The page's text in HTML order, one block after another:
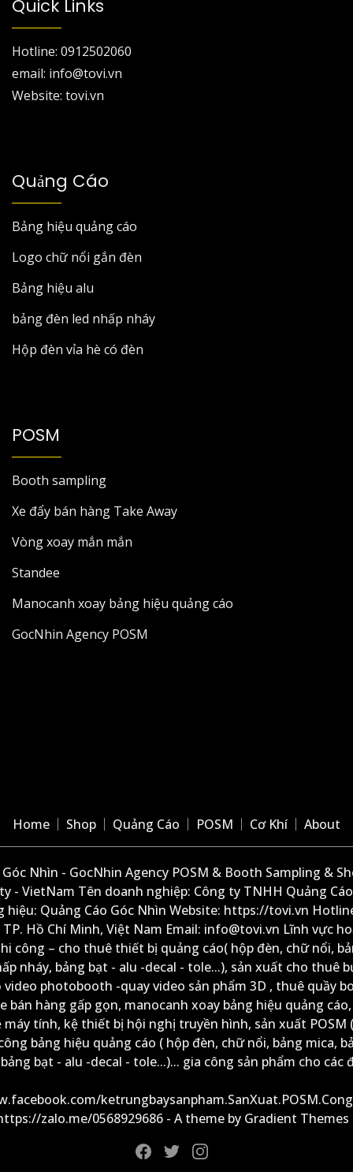
Quick Links
Hotline: 0912502060
email: info@tovi.vn
Website: tovi.vn
Quảng Cáo
Bảng hiệu quảng cáo
Logo chữ nổi gắn đèn
Bảng hiệu alu
bảng đèn led nhấp nháy
Hộp đèn vỉa hè có đèn
POSM
Booth sampling
Xe đẩy bán hàng Take Away
Vòng xoay mắn mắn
Standee
Manocanh xoay bảng hiệu quảng cáo
GocNhin Agency POSM
Home Shop Quảng Cáo POSM Cơ Khí About
Nhìn - GocNhin Agency POSM & Booth Sampling &
- VietNam Tên doanh nghiệp: Công ty TNHH Quảng
Quảng Cáo Góc Nhìn Website: https://tovi.vn
Hồ Chí Minh, Việt Nam Email: info@tovi.vn Lĩnh vực
công – cho thuê thiết bị quảng cáo( hộp đèn, chữ nổi,
nháy, bảng bạt - alu -decal - tole...), sản xuất cho thuê
photobooth -quay video sản phẩm 3D , thuê quầy
bán hàng gấp gọn, manocanh xoay bảng hiệu quảng
tính, kệ thiết bị hội nghị truyền hình, sản xuất POSM
bảng hiệu quảng cáo ( hộp đèn, chữ nổi, bảng mica,
bạt - alu -decal - tole...)... gia công sản phẩm cho các
zalo.me/0568929686 - A theme by Gradient